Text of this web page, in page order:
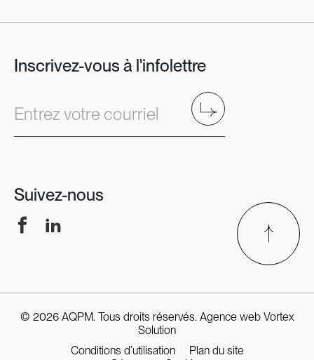
Inscrivez-vous à l'infolettre
Entrez votre courriel Envoyer
Suivez-nous
FacebookLinkedIn
© 2026 AQPM. Tous droits réservés. Agence web Vortex
Solution
Conditions d’utilisation
Plan du site